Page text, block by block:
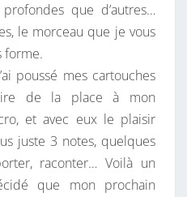
U
T
E
I
L
L
E
que d’autres…
le morceau que je vous
forme.
poussé mes cartouches
de la place à mon
et avec eux le plaisir
juste 3 notes, quelques
raconter… Voilà un
que mon prochain